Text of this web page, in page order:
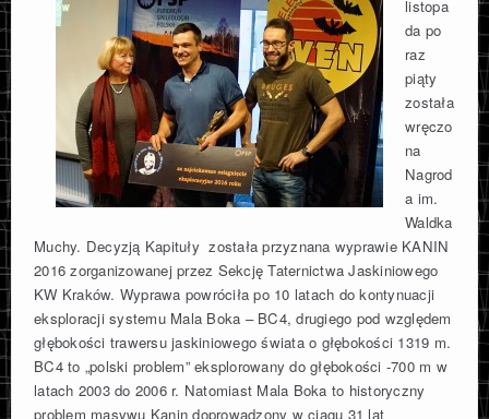
listopa
da po
raz
piąty
została
wręczo
na
Nagrod
a im.
Waldka
Muchy. Decyzją Kapituły została przyznana wyprawie KANIN
2016 zorganizowanej przez Sekcję Taternictwa Jaskiniowego
KW Kraków. Wyprawa powróciła po 10 latach do kontynuacji
eksploracji systemu Mala Boka – BC4, drugiego pod względem
głębokości trawersu jaskiniowego świata o głębokości 1319 m.
BC4 to „polski problem” eksplorowany do głębokości -700 m w
latach 2003 do 2006 r. Natomiast Mala Boka to historyczny
problem masywu Kanin doprowadzony w ciagu 31 lat